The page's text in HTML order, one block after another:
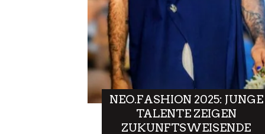
NEO.FASHION 2025: JUNGE
TALENTE ZEIGEN
ZUKUNFTSWEISENDE